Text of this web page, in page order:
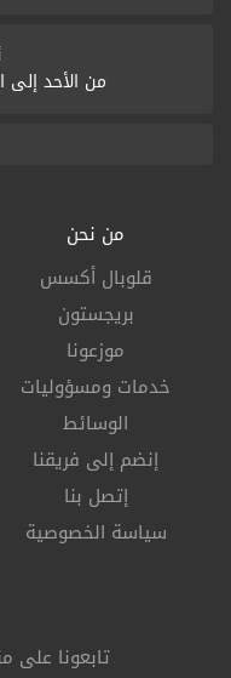
من الأحد إلى الخميس :
من نحن
قلوبال أكسس
بريجستون
موزعونا
خدمات ومسؤوليات
الوسائط
إنضم إلى فريقنا
إتصل بنا
سياسة الخصوصية
تابعونا على